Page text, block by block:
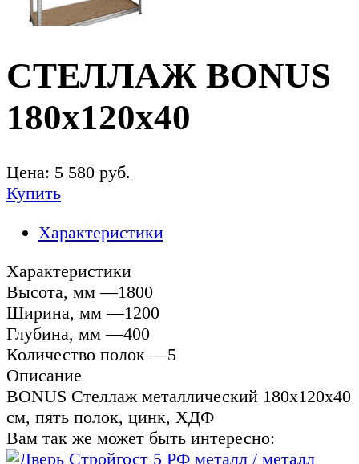
СТЕЛЛАЖ BONUS
180х120х40
Цена: 5 580 руб.
Купить
Характеристики
Характеристики
Высота, мм —1800
Ширина, мм —1200
Глубина, мм —400
Количество полок —5
Описание
BONUS Стеллаж металлический 180х120х40
см, пять полок, цинк, ХДФ
Вам так же может быть интересно: